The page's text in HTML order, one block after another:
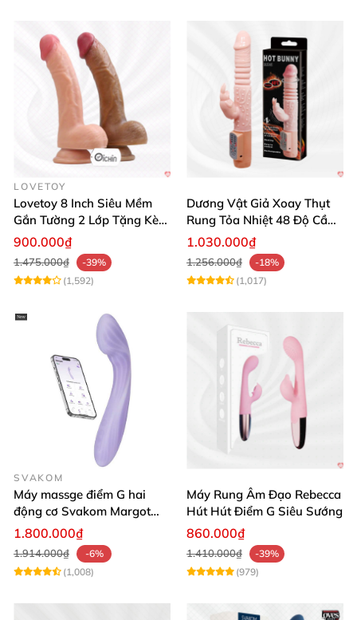
LOVETOY
Lovetoy 8 Inch Siêu Mềm
Gắn Tường 2 Lớp Tặng Kèm
Dầu Massage
900.000₫
1.475.000₫
-39%
(1,592)
Dương Vật Giả Xoay Thụt
Rung Tỏa Nhiệt 48 Độ Cầm
Tay Hot Bunny
1.030.000₫
1.256.000₫
-18%
(1,017)
SVAKOM
Máy massge điểm G hai
động cơ Svakom Margot
điều khiển qua app
1.800.000₫
1.914.000₫
-6%
(1,008)
Máy Rung Âm Đạo Rebecca
Hút Hút Điểm G Siêu Sướng
860.000₫
1.410.000₫
-39%
(979)